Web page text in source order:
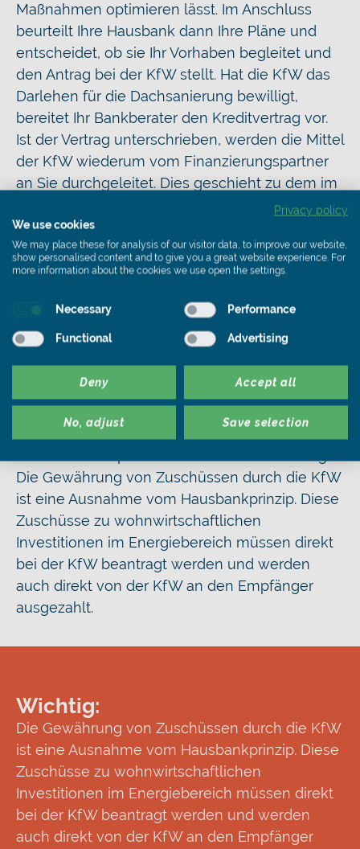
Maßnahmen optimieren lässt. Im Anschluss
beurteilt Ihre Hausbank dann Ihre Pläne und
entscheidet, ob sie Ihr Vorhaben begleitet und
den Antrag bei der KfW stellt. Hat die KfW das
Darlehen für die Dachsanierung bewilligt,
bereitet Ihr Bankberater den Kreditvertrag vor.
Ist der Vertrag unterschrieben, werden die Mittel
der KfW wiederum vom Finanzierungspartner
an Sie durchgeleitet. Dies geschieht zu dem im
Darlehensvertrag vereinbarten Datum.
Das Hausbankprinzip der KfW hat den Vorteil,
dass sich Bank und Kunde in der Regel schon
kennen. Davon profitieren Sie als Kreditnehmer
genauso wie die Bank, die Ihre Pläne dadurch
besteht so zwischen Ihnen und Ihrem Berater
schon ein Vertrauensverhältnis, das für beide
Parteien die Entscheidung erleichtert. Jedoch
Entscheidung, über welche Bank Sie Darlehen
Die Gewährung von Zuschüssen durch die KfW
ist eine Ausnahme vom Hausbankprinzip. Diese
Zuschüsse zu wohnwirtschaftlichen
Investitionen im Energiebereich müssen direkt
bei der KfW beantragt werden und werden
auch direkt von der KfW an den Empfänger
ausgezahlt.
Wichtig:
Die Gewährung von Zuschüssen durch die KfW
ist eine Ausnahme vom Hausbankprinzip. Diese
Zuschüsse zu wohnwirtschaftlichen
Investitionen im Energiebereich müssen direkt
bei der KfW beantragt werden und werden
auch direkt von der KfW an den Empfänger
Privacy policy
We use cookies
We may place these for analysis of our visitor data, to improve our website,
show personalised content and to give you a great website experience. For
more information about the cookies we use open the settings.
Necessary Performance
Functional Advertising
Deny Accept all
No, adjust Save selection